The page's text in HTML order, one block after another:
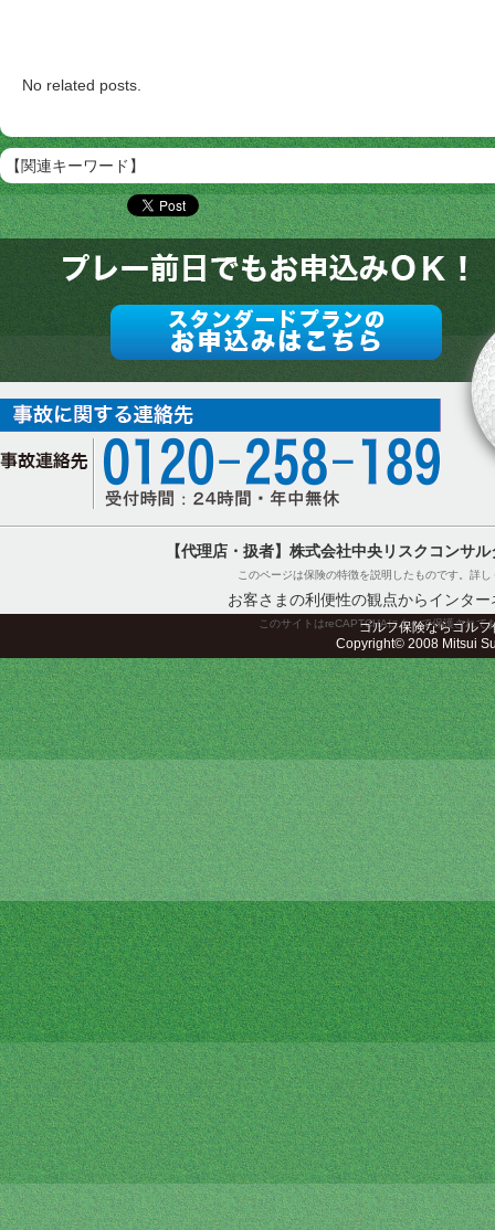
No related posts.
【関連キーワード】
【代理店・扱者】株式会社中央リスクコンサ
このページは保険の特徴を説明したものです。詳
お客さまの利便性の観点からインタ
このサイトはreCAPTCHAによって保護されて
ゴルフ保険ならゴル
Copyright© 2008 Mitsui